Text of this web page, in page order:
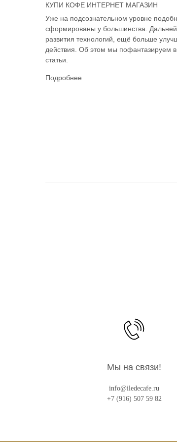
КУПИ КОФЕ ИНТЕРНЕТ МАГАЗИН
Уже на подсознательном уровне
сформированы у большинства.
развития технологий, ещё больше
действия. Об этом мы пофантазируем в
статьи.
Подробнее
Мы на связи!
info@iledecafe.ru
+7 (916) 507 59 82